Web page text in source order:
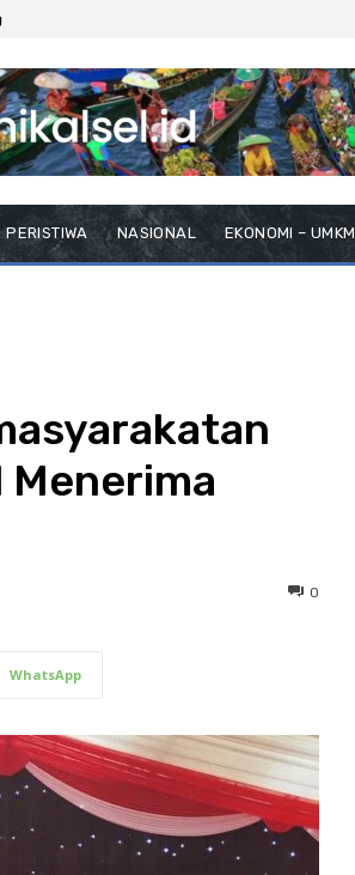
PERISTIWA NASIONAL EKONOMI – UMKM
Menerima
0
WhatsApp